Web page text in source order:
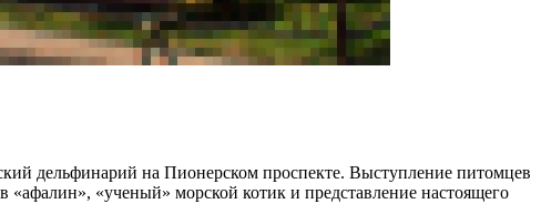
дельфинарий на Пионерском проспекте. Выступление питомцев
«ученый» морской котик и представление настоящего